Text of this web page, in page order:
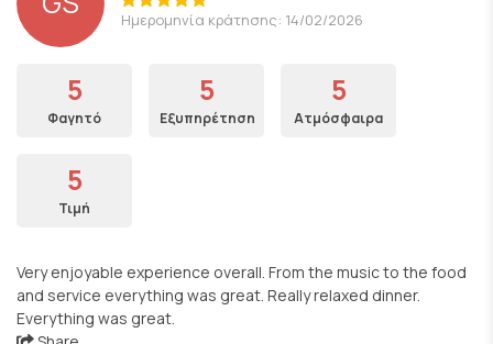
Ημερομηνία κράτησης: 14/02/2026
5
Φαγητό
5
Εξυπηρέτηση
5
Ατμόσφαιρα
5
Τιμή
Very enjoyable experience overall. From the music to the food
and service everything was great. Really relaxed dinner.
Everything was great.